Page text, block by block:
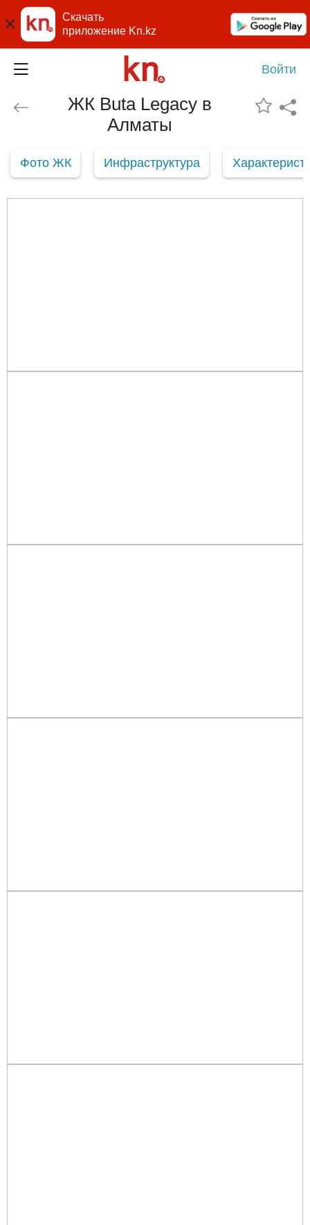
Скачать
приложение Kn.kz
Войти
ЖК Buta Legacy в
Алматы
Фото ЖК Инфраструктура